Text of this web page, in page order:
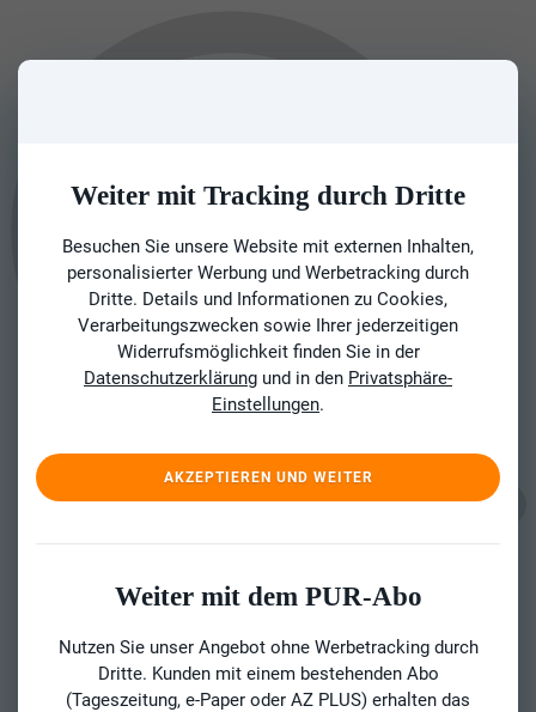
Weiter mit Tracking durch Dritte
Besuchen Sie unsere Website mit externen Inhalten,
personalisierter Werbung und Werbetracking durch
Dritte. Details und Informationen zu Cookies,
Verarbeitungszwecken sowie Ihrer jederzeitigen
Widerrufsmöglichkeit finden Sie in der
Datenschutzerklärung und in den Privatsphäre-
Einstellungen.
AKZEPTIEREN UND WEITER
Weiter mit dem PUR-Abo
Nutzen Sie unser Angebot ohne Werbetracking durch
Dritte. Kunden mit einem bestehenden Abo
(Tageszeitung, e-Paper oder AZ PLUS) erhalten das